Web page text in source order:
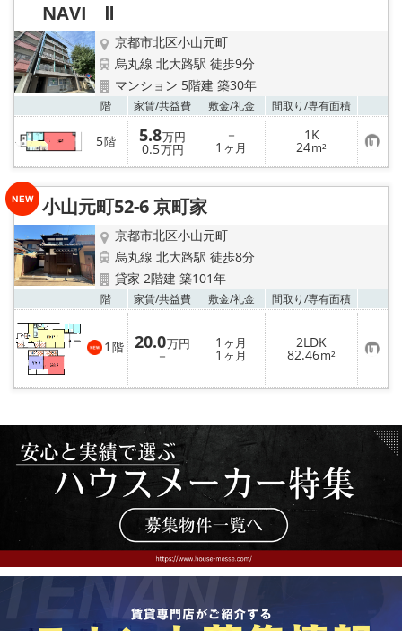
ペット相談OKの賃貸！
特選物件
ハウスメーカー施工特集！
路線·駅から探す
IT重説について
スタッフ紹介
賃貸管理の北白川店
店舗情報·アクセス
会社概要
NAVI Ⅱ
京都市北区小山元町
烏丸線 北大路駅 徒歩9分
マンション 5階建 築30年
階 家賃/共益費 敷金/礼金 間取り/専有面積
5階 5.8万円
0.5万円
－
1 ヶ月
1K
24m² お
気
に
入
小山元町52-6 京町家
京都市北区小山元町
烏丸線 北大路駅 徒歩8分
貸家 2階建 築101年
階 家賃/共益費 敷金/礼金 間取り/専有面積
1 階 20.0万円
－
1 ヶ月
1 ヶ月
2LDK
82.46m² お
気
に
入
録